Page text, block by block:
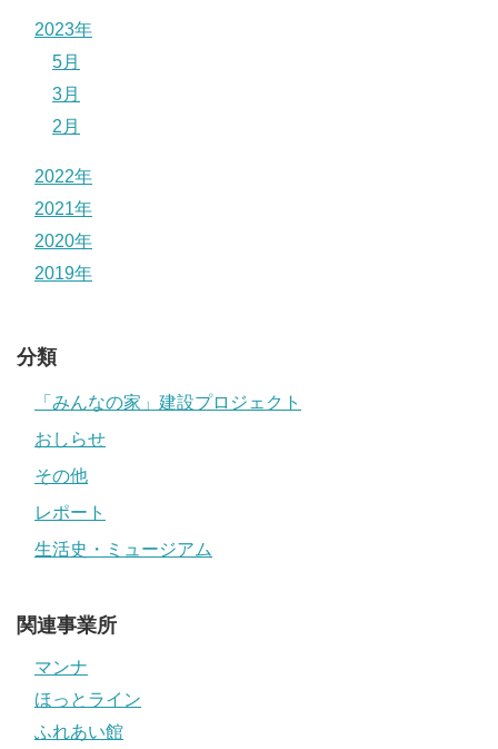
2023年
5月
3月
2月
2022年
2021年
2020年
2019年
分類
「みんなの家」建設プロジェクト
おしらせ
その他
レポート
生活史・ミュージアム
関連事業所
マンナ
ほっとライン
ふれあい館